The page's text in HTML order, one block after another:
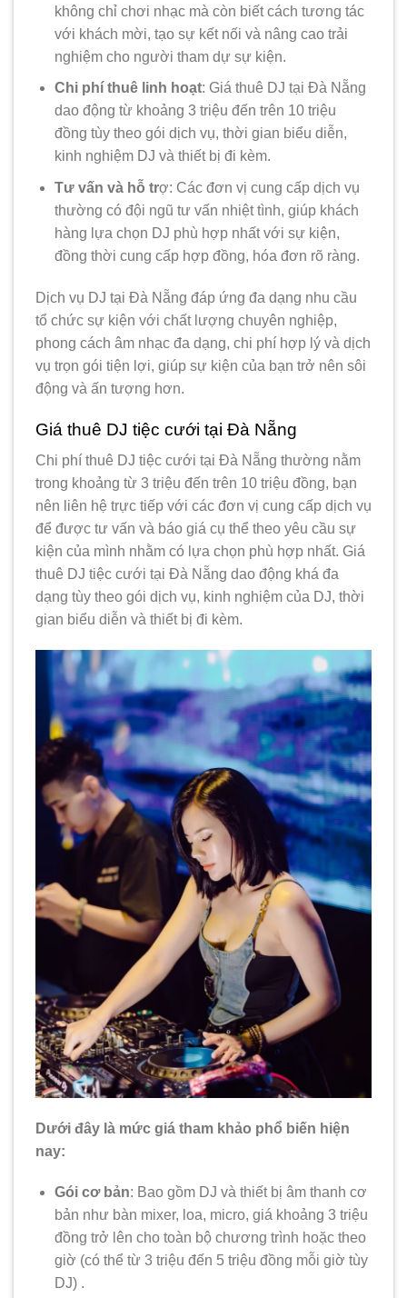
không chỉ chơi nhạc mà còn biết cách tương tác
với khách mời, tạo sự kết nối và nâng cao trải
nghiệm cho người tham dự sự kiện.
Chi phí thuê linh hoạt: Giá thuê DJ tại Đà Nẵng
dao động từ khoảng 3 triệu đến trên 10 triệu
đồng tùy theo gói dịch vụ, thời gian biểu diễn,
kinh nghiệm DJ và thiết bị đi kèm.
Tư vấn và hỗ trợ: Các đơn vị cung cấp dịch vụ
thường có đội ngũ tư vấn nhiệt tình, giúp khách
hàng lựa chọn DJ phù hợp nhất với sự kiện,
đồng thời cung cấp hợp đồng, hóa đơn rõ ràng.
Dịch vụ DJ tại Đà Nẵng đáp ứng đa dạng nhu cầu
tổ chức sự kiện với chất lượng chuyên nghiệp,
phong cách âm nhạc đa dạng, chi phí hợp lý và dịch
vụ trọn gói tiện lợi, giúp sự kiện của bạn trở nên sôi
động và ấn tượng hơn.
Giá thuê DJ tiệc cưới tại Đà Nẵng
Chi phí thuê DJ tiệc cưới tại Đà Nẵng thường nằm
trong khoảng từ 3 triệu đến trên 10 triệu đồng, bạn
nên liên hệ trực tiếp với các đơn vị cung cấp dịch vụ
để được tư vấn và báo giá cụ thể theo yêu cầu sự
kiện của mình nhằm có lựa chọn phù hợp nhất. Giá
thuê DJ tiệc cưới tại Đà Nẵng dao động khá đa
dạng tùy theo gói dịch vụ, kinh nghiệm của DJ, thời
gian biểu diễn và thiết bị đi kèm.
Dưới đây là mức giá tham khảo phổ biến hiện
nay:
Gói cơ bản: Bao gồm DJ và thiết bị âm thanh cơ
bản như bàn mixer, loa, micro, giá khoảng 3 triệu
đồng trở lên cho toàn bộ chương trình hoặc theo
giờ (có thể từ 3 triệu đến 5 triệu đồng mỗi giờ tùy
DJ) .